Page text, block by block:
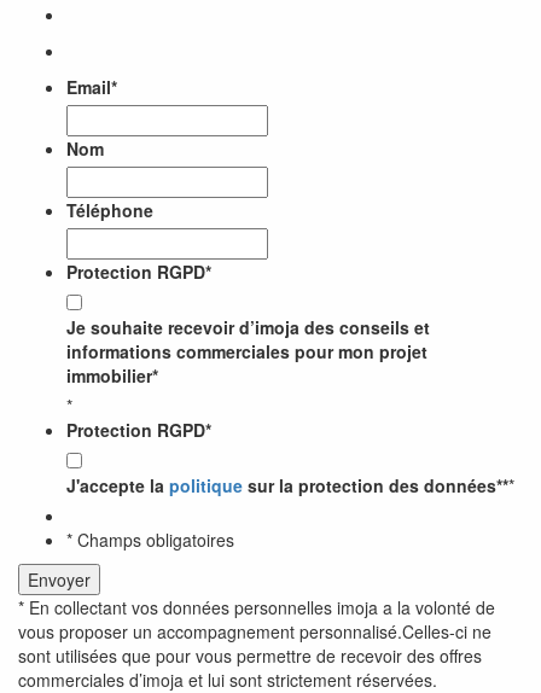
Email*
Nom
Téléphone
Protection RGPD*
Je souhaite recevoir d’imoja des conseils et
informations commerciales pour mon projet
immobilier*
*
Protection RGPD*
J'accepte la politique sur la protection des données***
* Champs obligatoires
* En collectant vos données personnelles imoja a la volonté de
vous proposer un accompagnement personnalisé.Celles-ci ne
sont utilisées que pour vous permettre de recevoir des offres
commerciales d’imoja et lui sont strictement réservées.